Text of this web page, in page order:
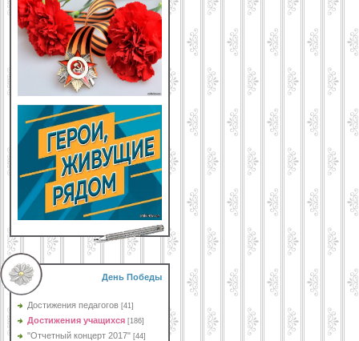
День Победы
Достижения педагогов [41]
Достижения учащихся [186]
"Отчетный концерт 2017" [44]